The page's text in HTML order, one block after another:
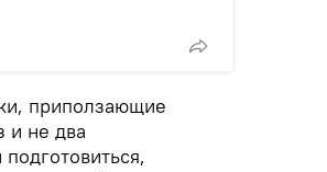
приползающие
и не два